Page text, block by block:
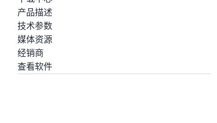
产品描述
技术参数
媒体资源
经销商
查看软件